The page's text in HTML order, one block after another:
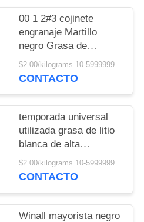
00 1 2#3 cojinete
engranaje Martillo
negro Grasa de
disulfuro de molibdeno $2.00/kilograms 10-5999999 kilograms MOQ:10 kilogramos
CONTACTO
temporada universal
utilizada grasa de litio
blanca de alta
temperatura estándar
nacional
$2.00/kilograms 10-5999999 kilograms MOQ:10 kilogramos
CONTACTO
Winall mayorista negro